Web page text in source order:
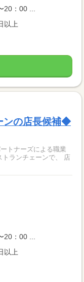
：00 ...
以上
ンの店長候補◆
トナーズによる職業
ランチェーンで、 店
：00 ...
以上